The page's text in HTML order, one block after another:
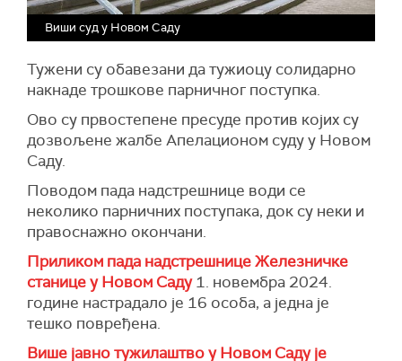
Виши суд у Новом Саду
Тужени су обавезани да тужиоцу солидарно
накнаде трошкове парничног поступка.
Ово су првостепене пресуде против којих су
дозвољене жалбе Апелационом суду у Новом
Саду.
Поводом пада надстрешнице води се
неколико парничних поступака, док су неки и
правоснажно окончани.
Приликом пада надстрешнице Железничке
станице у Новом Саду1. новембра 2024.
године настрадало је 16 особа, а једна је
тешко повређена.
Више јавно тужилаштво у Новом Саду је